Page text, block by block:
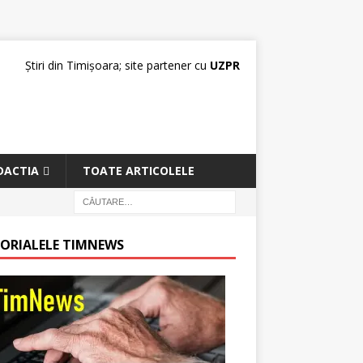
Știri din Timișoara; site partener cu UZPR
TOATE ARTICOLELE
TIMNEWS